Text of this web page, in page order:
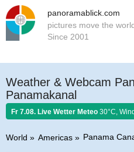
panoramablick.com
pictures move the
Since 2001
Weather & Webcam
Panamakanal
Fr 7.08. Live Wetter Meteo 30°C,
World Americas Panama